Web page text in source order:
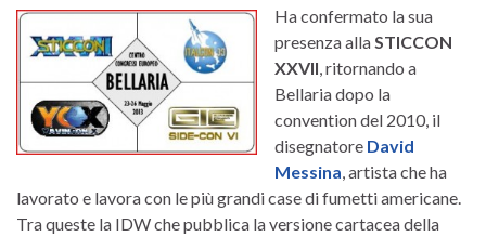
Ha confermato la sua
presenza alla STICCON
XXVII , ritornando a
Bellaria dopo la
convention del 2010, il
disegnatore David
Messina , artista che ha
lavorato e lavora con le più grandi case di fumetti americane.
Tra queste la IDW che pubblica la versione cartacea della